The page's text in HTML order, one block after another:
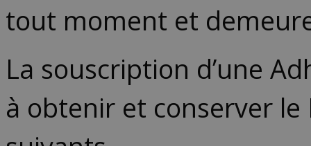
tout moment et
La souscription d’une
à obtenir et conserver